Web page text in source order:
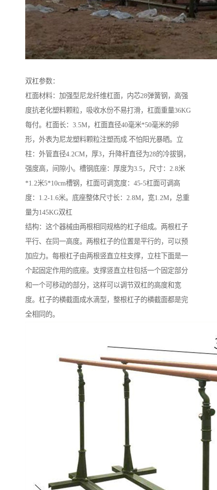
双杠参数：
杠面材料：加强型尼龙纤维杠面，内芯28弹簧钢，高强
度抗老化塑料颗粒，吸收水份不易打滑，杠面重量36KG
每付。杠面长：3.5M，杠面直径40毫米*50毫米的卵
形，外表为尼龙塑料颗粒注塑而成.不怕阳光暴晒。立
柱：外管直径4.2CM，厚3，升降杆直径为28的冷拔钢，
强度高，间隙小。槽钢底座：厚度为3.5，尺寸：2.8米
*1.2米5*10cm槽钢，杠面可调宽度：45-5杠面可调高
度：1.2-1.6米。底座整体尺寸长：2.8M，宽1.2M，总重
量为145KG双杠
结构：这个器械由两根相同规格的杠子组成。两根杠子
平行、在同一高度。两根杠子的位置是平行的，可以预
加应力。每根杠子由两根竖直立柱支撑，立柱下面是一
个起固定作用的底座。支撑竖直立柱包括一个固定部分
和一个可移动的部分，这样可以调节双杠的高度和宽
度。杠子的横截面成水滴型，整根杠子的横截面都是完
全相同的。